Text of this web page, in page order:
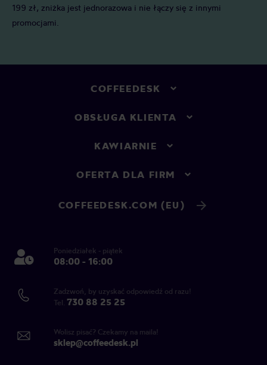
199 zł, zniżka jest jednorazowa i nie łączy się z innymi
promocjami.
COFFEEDESK
OBSŁUGA KLIENTA
KAWIARNIE
OFERTA DLA FIRM
COFFEEDESK.COM (EU)
Poniedziałek - piątek
08:00 - 16:00
Zadzwoń, by uzyskać odpowiedź od razu!
Tel. 730 88 25 25
Wolisz pisać? Czekamy na maila!
sklep@coffeedesk.pl